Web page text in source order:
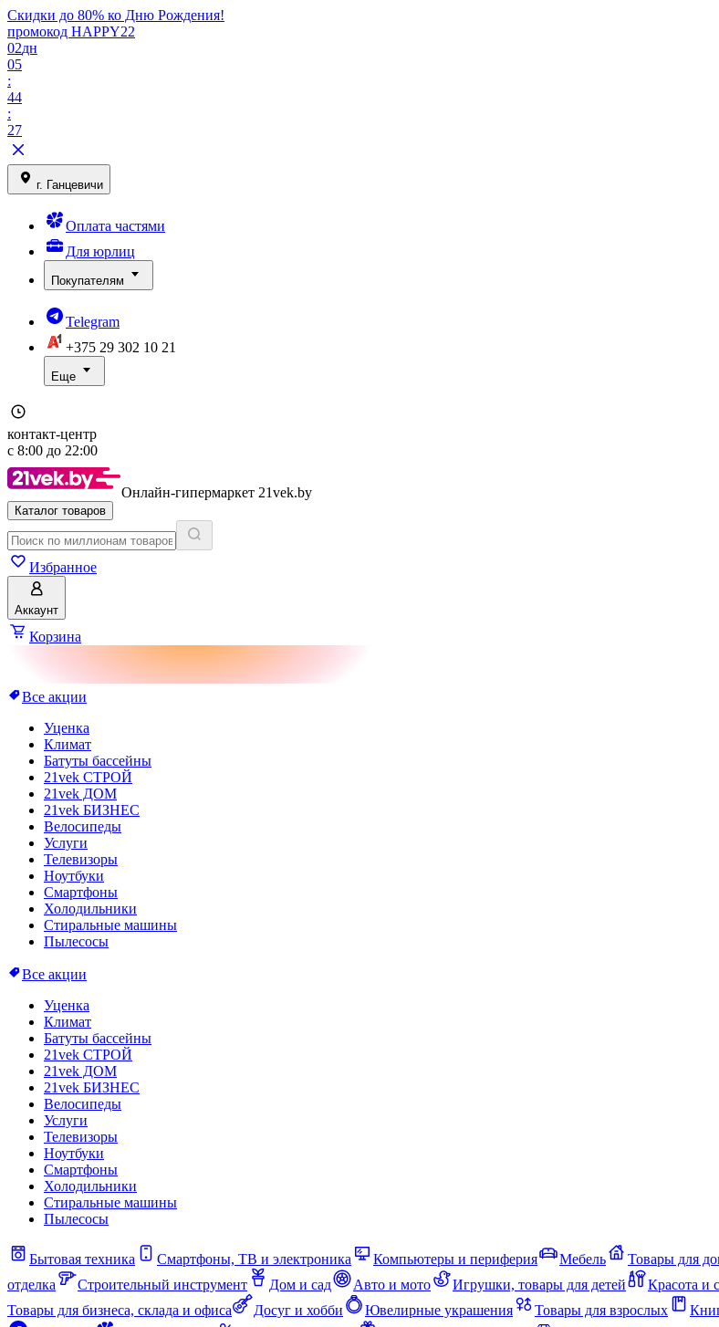
Скидки до 80% ко Дню Рождения!
промокод HAPPY22
02дн
05
:
44
:
27
г. Ганцевичи
Оплата частями
Для юрлиц
Покупателям
Telegram
+375 29 302 10 21
Еще
контакт-центр
с 8:00 до 22:00
Онлайн-гипермаркет 21vek.by
Каталог товаров
Избранное
Аккаунт
Корзина
Все акции
Уценка
Климат
Батуты бассейны
21vek СТРОЙ
21vek ДОМ
21vek БИЗНЕС
Велосипеды
Услуги
Телевизоры
Ноутбуки
Смартфоны
Холодильники
Стиральные машины
Пылесосы
Все акции
Уценка
Климат
Батуты бассейны
21vek СТРОЙ
21vek ДОМ
21vek БИЗНЕС
Велосипеды
Услуги
Телевизоры
Ноутбуки
Смартфоны
Холодильники
Стиральные машины
Пылесосы
Бытовая техника Смартфоны, ТВ и электроника Компьютеры и периферия Мебель Товары для
отделка
Строительный инструмент Дом и сад Авто и мото Игрушки, товары для детей Красота и
Товары для бизнеса, склада и офиса
Досуг и хобби Ювелирные украшения Товары для взрослых